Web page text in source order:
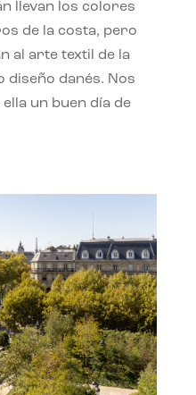
llevan los colores
de la costa, pero
al arte textil de la
diseño danés. Nos
un buen día de